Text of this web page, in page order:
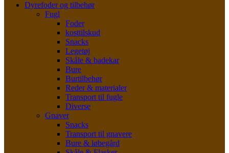
Dyrefoder og tilbehør
Fugl
Foder
kosttilskud
Snacks
Legetøj
Skåle & badekar
Bure
Burtilbehør
Reder & materialer
Transport til fugle
Diverse
Gnaver
Snacks
Transport til gnavere
Bure & løbegård